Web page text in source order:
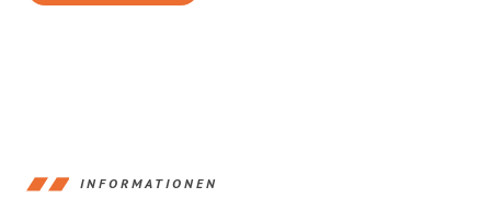
INFORMATIONEN